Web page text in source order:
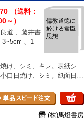
儒教道徳に
於ける君臣
思想
（送料：
～）
藤井書
店 、3~5cm 、1
け、シミ、キレ。表紙シ
口日焼け、シミ。紙面日焼
(株)馬燈書房